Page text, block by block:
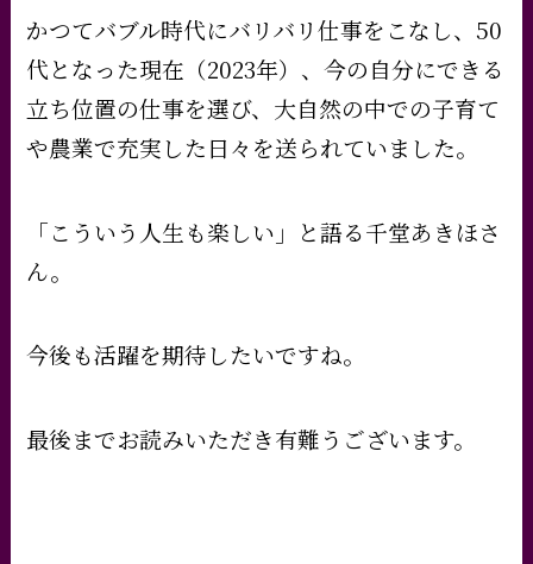
かつてバブル時代にバリバリ仕事をこなし、50
代となった現在（2023年）、今の自分にできる
立ち位置の仕事を選び、大自然の中での子育て
や農業で充実した日々を送られていました。
「こういう人生も楽しい」と語る千堂あきほさ
ん。
今後も活躍を期待したいですね。
最後までお読みいただき有難うございます。